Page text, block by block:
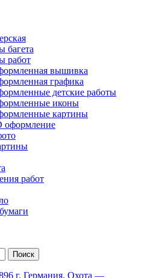
багета
работ
вышивка
графика
детские работы
иконы
картины
оформление
работ
Поиск